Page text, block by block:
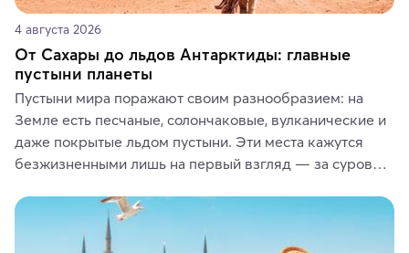
4 августа 2026
От Сахары до льдов Антарктиды: главные
пустыни планеты
Пустыни мира поражают своим разнообразием: на
Земле есть песчаные, солончаковые, вулканические и
даже покрытые льдом пустыни. Эти места кажутся
безжизненными лишь на первый взгляд — за суровой
животные и маршруты, которые дарят одни из самых
ярких впечатлений от путешествий.